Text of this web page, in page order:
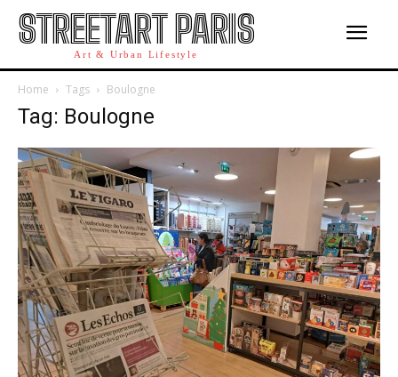
STREETART PARIS
Art & Urban Lifestyle
Home Tags Boulogne
Tag: Boulogne